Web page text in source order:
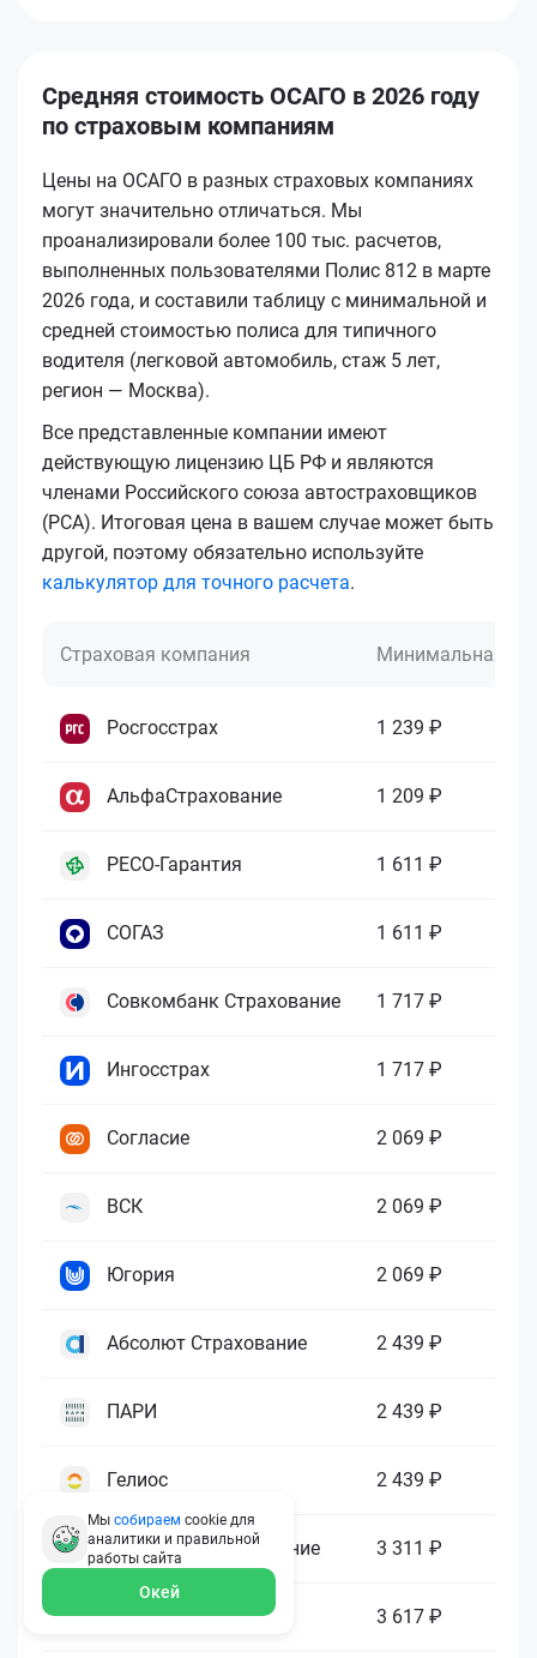
Средняя стоимость ОСАГО в 2026 году
по страховым компаниям
Цены на ОСАГО в разных страховых компаниях
могут значительно отличаться. Мы
проанализировали более 100 тыс. расчетов,
выполненных пользователями Полис 812 в марте
2026 года, и составили таблицу с минимальной и
средней стоимостью полиса для типичного
водителя (легковой автомобиль, стаж 5 лет,
регион — Москва).
Все представленные компании имеют
действующую лицензию ЦБ РФ и являются
членами Российского союза автостраховщиков
(РСА). Итоговая цена в вашем случае может быть
другой, поэтому обязательно используйте
калькулятор для точного расчета.
Страховая компания Минимальная
Росгосстрах 1 239 ₽
АльфаСтрахование 1 209 ₽
РЕСО-Гарантия 1 611 ₽
СОГАЗ 1 611 ₽
Совкомбанк Страхование 1 717 ₽
Ингосстрах 1 717 ₽
Согласие 2 069 ₽
ВСК 2 069 ₽
Югория 2 069 ₽
Абсолют Страхование 2 439 ₽
ПАРИ 2 439 ₽
Гелиос 2 439 ₽
Ренессанс Страхование 3 311 ₽
Зетта Страхование 3 617 ₽
Мы собираем cookie для
аналитики и правильной
работы сайта
Окей